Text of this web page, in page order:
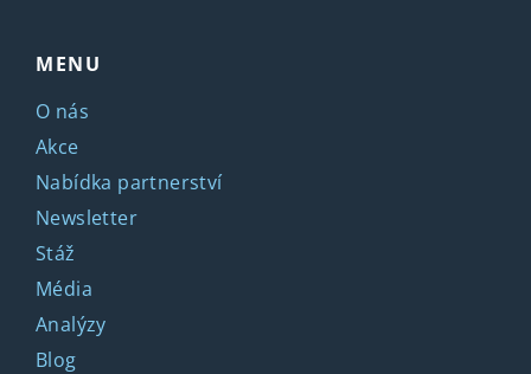
MENU
O nás
Akce
Nabídka partnerství
Newsletter
Stáž
Média
Analýzy
Blog